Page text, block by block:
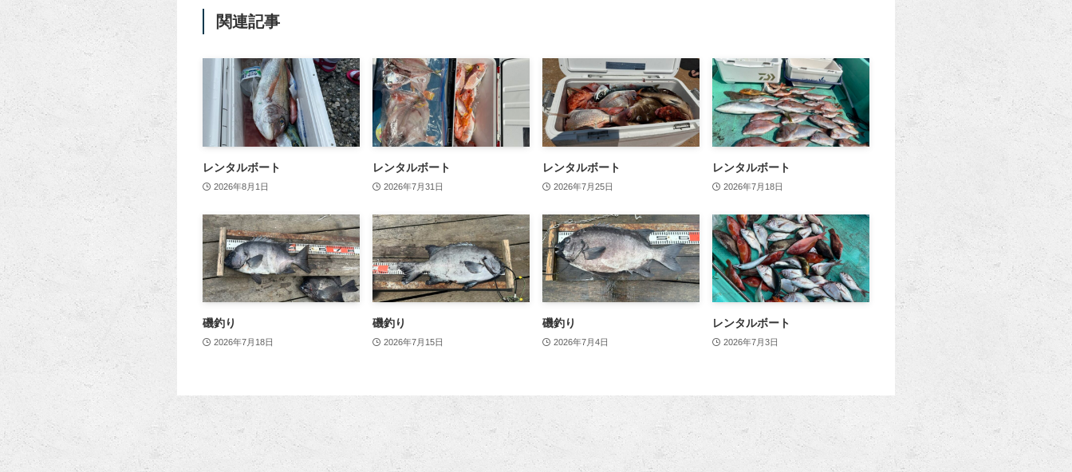
関連記事
レンタルボート
2026年8月1日
レンタルボート
2026年7月31日
レンタルボート
2026年7月25日
レンタルボート
2026年7月18日
磯釣り
2026年7月18日
磯釣り
2026年7月15日
磯釣り
2026年7月4日
レンタルボート
2026年7月3日